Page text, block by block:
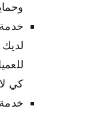
كي